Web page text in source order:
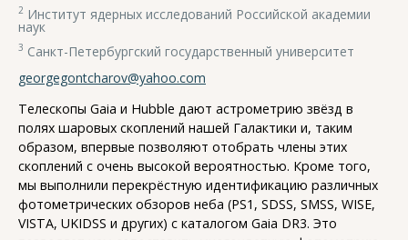
2 Институт ядерных исследований Российской академии
наук
3 Санкт-Петербургский государственный университет
georgegontcharov@yahoo.com
Телескопы Gaia и Hubble дают астрометрию звёзд в
полях шаровых скоплений нашей Галактики и, таким
образом, впервые позволяют отобрать члены этих
скоплений с очень высокой вероятностью. Кроме того,
мы выполнили перекрёстную идентификацию различных
фотометрических обзоров неба (PS1, SDSS, SMSS, WISE,
VISTA, UKIDSS и других) с каталогом Gaia DR3. Это